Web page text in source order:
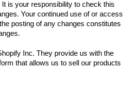
is your responsibility to check this
Your continued use of or access
posting of any changes constitutes
Inc. They provide us with the
that allows us to sell our products